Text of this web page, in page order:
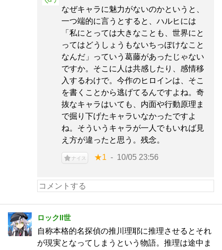
なぜキャラに魅力がないのかというと、
一つ端的に言うとすると、ハルヒには
「私にとっては大きなことも、世界にと
ってはどうしょうもないちっぽけなこと
なんだ」っていう葛藤があったじゃない
ですか。そこに人は共感したり、感情移
入するわけで。今作のヒロインは、そこ
を書くことから逃げてるんですよね。奇
抜なキャラはいても、内面や行動原理ま
で掘り下げたキャラいなかったですよ
ね。そういうキャラが一人でもいれば見
え方が違ったと思う。残念。
ナイス ★1 10/05 23:56
ロックⅡ世
自称本格的名探偵の推川理耶に推理させるとそれ
が現実となってしまうという物語。推理は途中ま